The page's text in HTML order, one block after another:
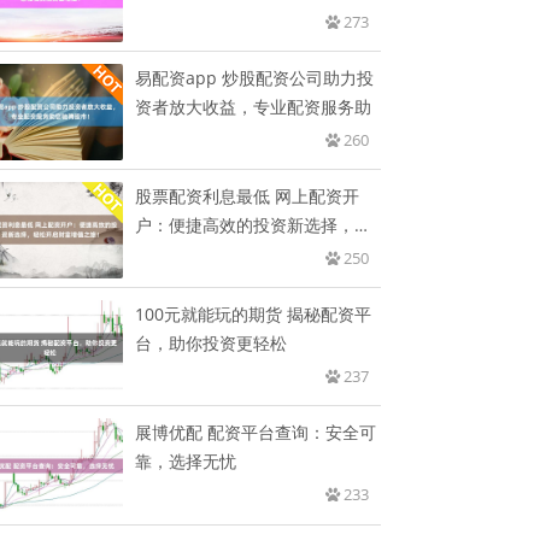
273
易配资app 炒股配资公司助力投
资者放大收益，专业配资服务助
260
股票配资利息最低 网上配资开
户：便捷高效的投资新选择，轻
250
100元就能玩的期货 揭秘配资平
台，助你投资更轻松
237
展博优配 配资平台查询：安全可
靠，选择无忧
233